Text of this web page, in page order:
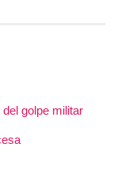
golpe militar